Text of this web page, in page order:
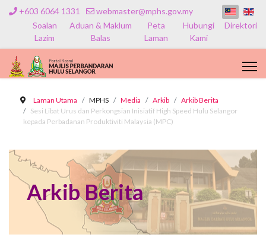
+603 6064 1331
webmaster@mphs.gov.my
Soalan
Lazim
Aduan & Maklum
Balas
Peta
Laman
Hubungi
Kami
Direktori
Laman Utama MPHS Media Arkib
Arkib Berita
Sesi Libat Urus dan Perkongsian Inisiatif High Speed Hulu Selangor
kepada Perbadanan Produktiviti Malaysia (MPC)
Arkib Berita